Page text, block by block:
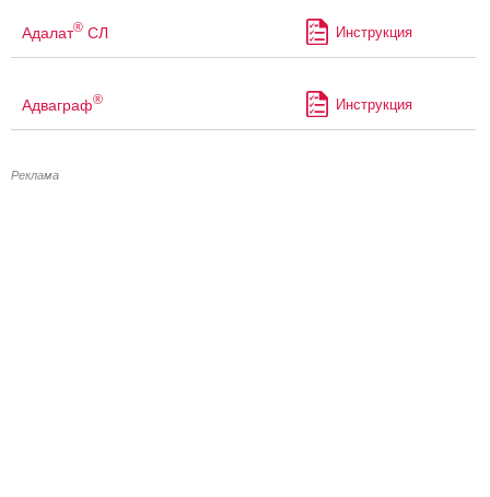
Адалат® СЛ Инструкция
Адваграф® Инструкция
Реклама